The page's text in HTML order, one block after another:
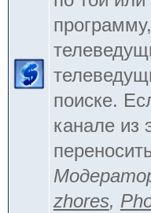
поиске.
канале из
zhores,